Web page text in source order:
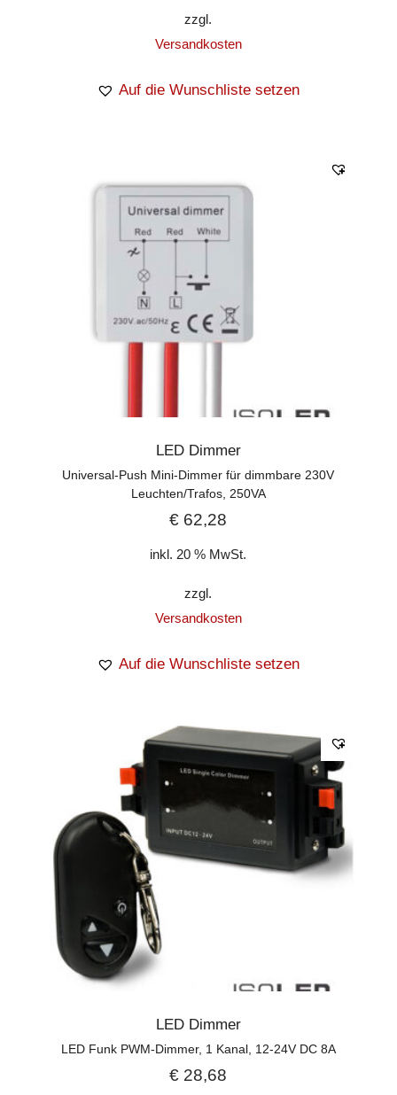
zzgl.
Versandkosten
Auf die Wunschliste setzen
LED Dimmer
Universal-Push Mini-Dimmer für dimmbare 230V
Leuchten/Trafos, 250VA
€ 62,28
inkl. 20 % MwSt.
zzgl.
Versandkosten
Auf die Wunschliste setzen
LED Dimmer
LED Funk PWM-Dimmer, 1 Kanal, 12-24V DC 8A
€ 28,68